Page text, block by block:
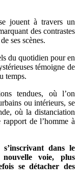
jouent à travers un
des contrastes
ses scènes.
du quotidien pour en
témoigne de
temps.
tendues, où l’on
ou intérieurs, se
où la distanciation
de l’homme à
dans le
voie, plus
se détacher des